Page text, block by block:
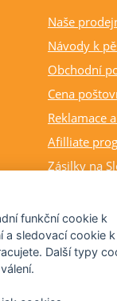
Naše
Návody k
Obchodní
Cena
Reklamace
Afilliate
Zásilky na
Balení
rostlin
Kdy citrusy
funkční cookie k
a sledovací cookie k
Další typy